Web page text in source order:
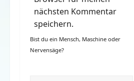
nächsten Kommentar
speichern.
Bist du ein Mensch, Maschine oder
Nervensäge?